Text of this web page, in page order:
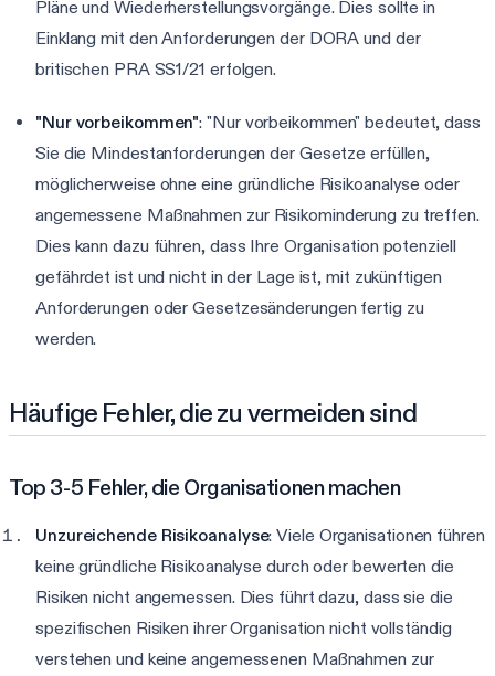
Pläne und Wiederherstellungsvorgänge. Dies sollte in
Einklang mit den Anforderungen der DORA und der
britischen PRA SS1/21 erfolgen.
"Nur vorbeikommen": "Nur vorbeikommen" bedeutet, dass
Sie die Mindestanforderungen der Gesetze erfüllen,
möglicherweise ohne eine gründliche Risikoanalyse oder
angemessene Maßnahmen zur Risikominderung zu treffen.
Dies kann dazu führen, dass Ihre Organisation potenziell
gefährdet ist und nicht in der Lage ist, mit zukünftigen
Anforderungen oder Gesetzesänderungen fertig zu
werden.
Häufige Fehler, die zu vermeiden sind
Top 3-5 Fehler, die Organisationen machen
Unzureichende Risikoanalyse: Viele Organisationen führen
keine gründliche Risikoanalyse durch oder bewerten die
Risiken nicht angemessen. Dies führt dazu, dass sie die
spezifischen Risiken ihrer Organisation nicht vollständig
verstehen und keine angemessenen Maßnahmen zur